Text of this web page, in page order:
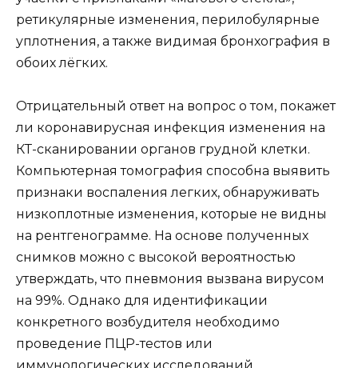
ретикулярные изменения, перилобулярные
уплотнения, а также видимая бронхография в
обоих лёгких.
Отрицательный ответ на вопрос о том, покажет
ли коронавирусная инфекция изменения на
КТ-сканировании органов грудной клетки.
Компьютерная томография способна выявить
признаки воспаления легких, обнаруживать
низкоплотные изменения, которые не видны
на рентгенограмме. На основе полученных
снимков можно с высокой вероятностью
утверждать, что пневмония вызвана вирусом
на 99%. Однако для идентификации
конкретного возбудителя необходимо
проведение ПЦР-тестов или